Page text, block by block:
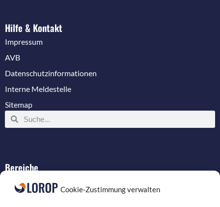
Cookie-Zustimmung verwalten
Bereiche
Verkabelung
Hilfe & Kontakt
Impressum
AVB
Datenschutzinformationen
Interne Meldestelle
Sitemap